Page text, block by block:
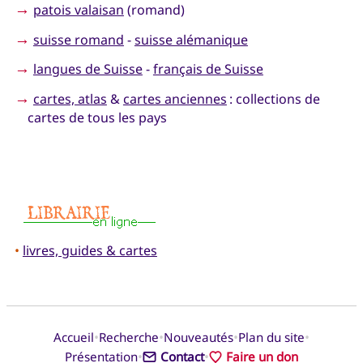
→ patois valaisan (romand)
→ suisse romand -suisse alémanique
→ langues de Suisse-français de Suisse
→ cartes, atlas &cartes anciennes : collections de
cartes de tous les pays
• livres, guides & cartes
Accueil•Recherche•Nouveautés•Plan du site•
Présentation• Contact• Faire un don